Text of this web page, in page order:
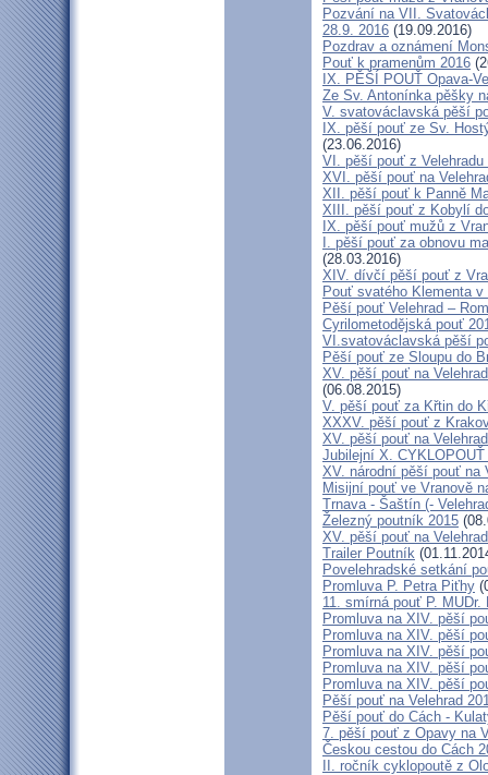
Pozvání na VII.
28.9. 2016 (19.09.2016)
Pozdrav a oznámení
Pouť k pramenům 2016
IX. PĚŠÍ POUŤ Opava-
Ze Sv. Antonínka pěšky
V. svatováclavská pěší
IX. pěší pouť ze Sv.
(23.06.2016)
VI. pěší pouť z
XVI. pěší pouť na
XII. pěší pouť k Panně
XIII. pěší pouť z Kobylí
IX. pěší pouť mužů z
I. pěší pouť za obnovu
(28.03.2016)
XIV. dívčí pěší pouť z
Pouť svatého Klementa
Pěší pouť Velehrad –
Cyrilometodějská pouť
VI.svatováclavská pěší
Pěší pouť ze Sloupu do
XV. pěší pouť na
(06.08.2015)
V. pěší pouť za Křtin do
XXXV. pěší pouť z
XV. pěší pouť na
Jubilejní X.
XV. národní pěší pouť na
Misijní pouť ve Vranově
Trnava - Šaštín (-
Železný poutník 2015
XV. pěší pouť na
Trailer Poutník
Povelehradské setkání
Promluva P. Petra Piťhy
11. smírná pouť P.
Promluva na XIV. pěší
Promluva na XIV. pěší
Promluva na XIV. pěší
Promluva na XIV. pěší
Promluva na XIV. pěší
Pěší pouť na Velehrad
Pěší pouť do Cách -
7. pěší pouť z Opavy na
Českou cestou do Cách
II. ročník cyklopoutě z